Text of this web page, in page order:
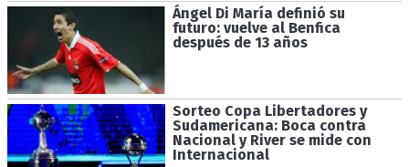
Ángel Di María definió su
futuro: vuelve al Benfica
después de 13 años
Sorteo Copa Libertadores y
Sudamericana: Boca contra
Nacional y River se mide con
Internacional